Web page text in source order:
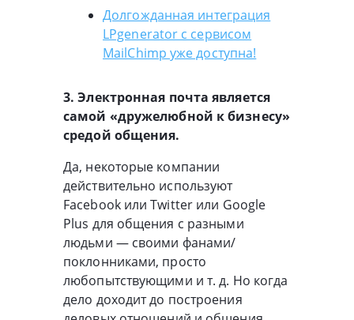
Долгожданная интеграция
LPgenerator с сервисом
MailChimp уже доступна!
3. Электронная почта является
самой «дружелюбной к бизнесу»
средой общения.
Да, некоторые компании
действительно используют
Facebook или Twitter или Google
Plus для общения с разными
людьми — своими фанами/
поклонниками, просто
любопытствующими и т. д. Но когда
дело доходит до построения